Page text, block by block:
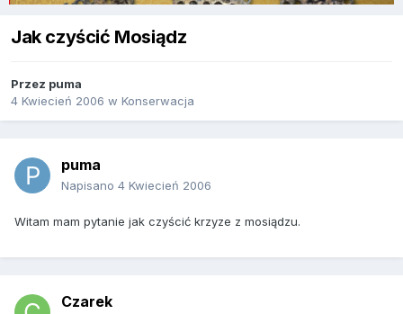
Jak czyścić Mosiądz
Przez puma
4 Kwiecień 2006 w Konserwacja
puma
Napisano 4 Kwiecień 2006
Witam mam pytanie jak czyścić krzyze z mosiądzu.
Czarek